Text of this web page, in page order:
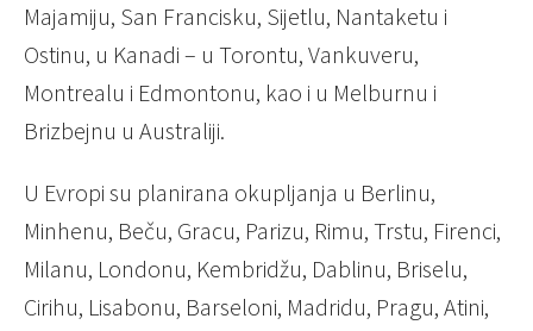
Majamiju, San Francisku, Sijetlu, Nantaketu i
Ostinu, u Kanadi – u Torontu, Vankuveru,
Montrealu i Edmontonu, kao i u Melburnu i
Brizbejnu u Australiji.
U Evropi su planirana okupljanja u Berlinu,
Minhenu, Beču, Gracu, Parizu, Rimu, Trstu, Firenci,
Milanu, Londonu, Kembridžu, Dablinu, Briselu,
Cirihu, Lisabonu, Barseloni, Madridu, Pragu, Atini,